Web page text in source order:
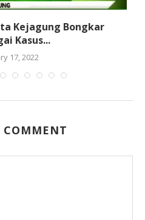
Kejagung Bongkar
Kasus...
17, 2022
COMMENT